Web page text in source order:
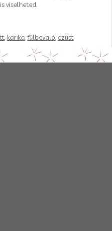
viselheted.
karika ,fülbevaló ezüst